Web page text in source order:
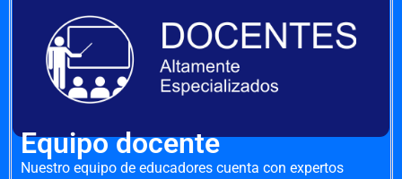
Equipo docente
Nuestro equipo de educadores cuenta con expertos